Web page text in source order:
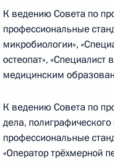
24 декабря 2021
Заседание
квалификациям
24 декабря 2021 года, 18:00
8 декабря 2021 года,
Заседание
К ведению Совета по
профессиональные
микробиологии»,
остеопат»,
медицинским
К ведению Совета по
дела,
профессиональные
«Оператор трёхмерной